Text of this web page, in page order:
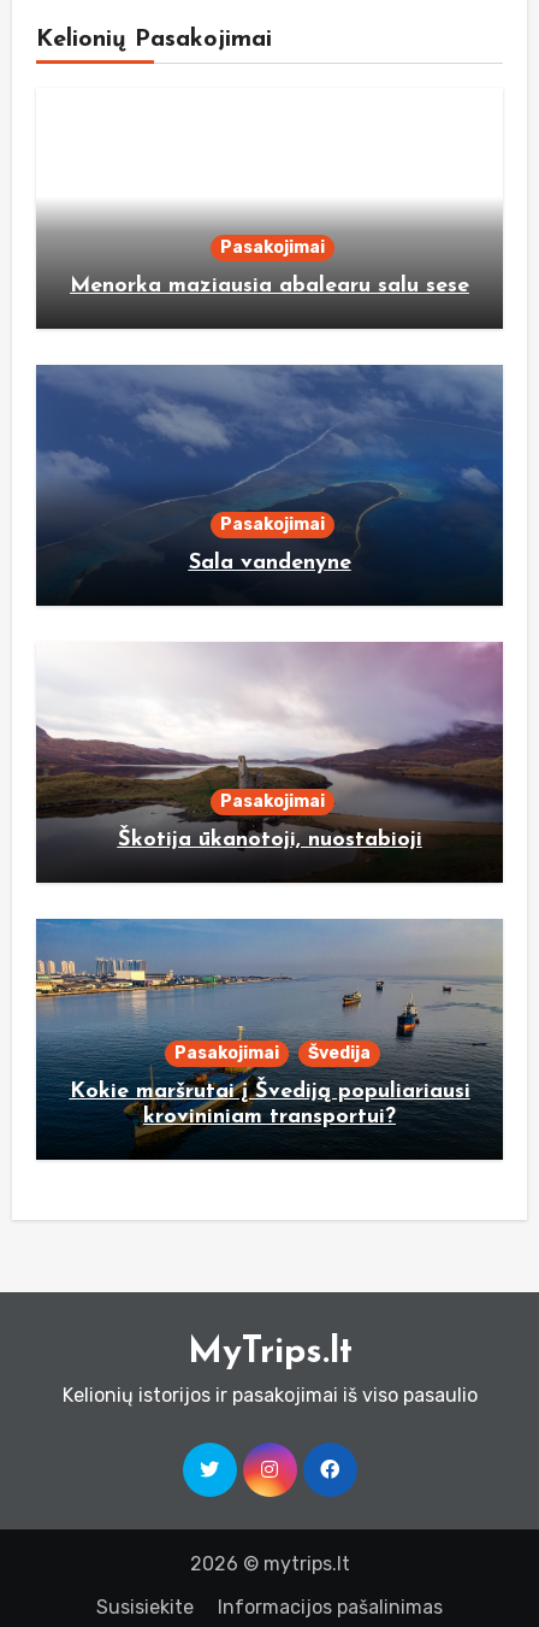
Kelionių Pasakojimai
Pasakojimai
Menorka maziausia abalearu salu sese
Pasakojimai
Sala vandenyne
Pasakojimai
Škotija ūkanotoji, nuostabioji
Pasakojimai Švedija
Kokie maršrutai į Švediją populiariausi
krovininiam transportui?
MyTrips.lt
Kelionių istorijos ir pasakojimai iš viso pasaulio
2026 © mytrips.lt
Susisiekite
Informacijos pašalinimas